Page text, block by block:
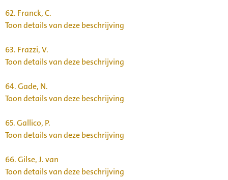
62. Franck, C.
Toon details van deze beschrijving
63. Frazzi, V.
Toon details van deze beschrijving
64.Gade, N.
Toon details van deze beschrijving
65.Gallico, P.
Toon details van deze beschrijving
66.Gilse, J. van
Toon details van deze beschrijving